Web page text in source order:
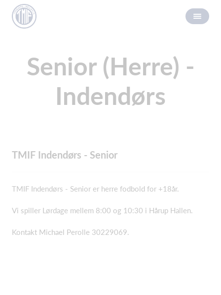
Senior (Herre) -
Indendørs
TMIF Indendørs - Senior
TMIF Indendørs - Senior er herre fodbold for +18år.
Vi spiller Lørdage mellem 8:00 og 10:30 i Hårup Hallen.
Kontakt Michael Perolle 30229069.